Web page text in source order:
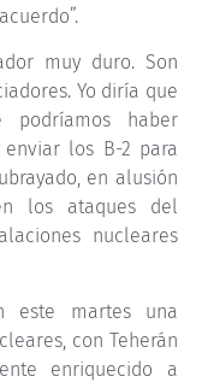
muy duro. Son
Yo diría que
podríamos haber
los B-2 para
en alusión
los ataques del
nucleares
este martes una
con Teherán
enriquecido a